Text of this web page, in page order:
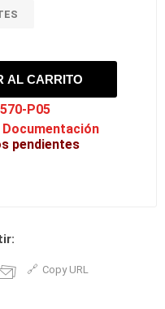
AL CARRITO
P05
Documentación
pendientes
Copy URL